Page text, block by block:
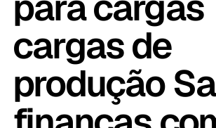
cargas de
produção